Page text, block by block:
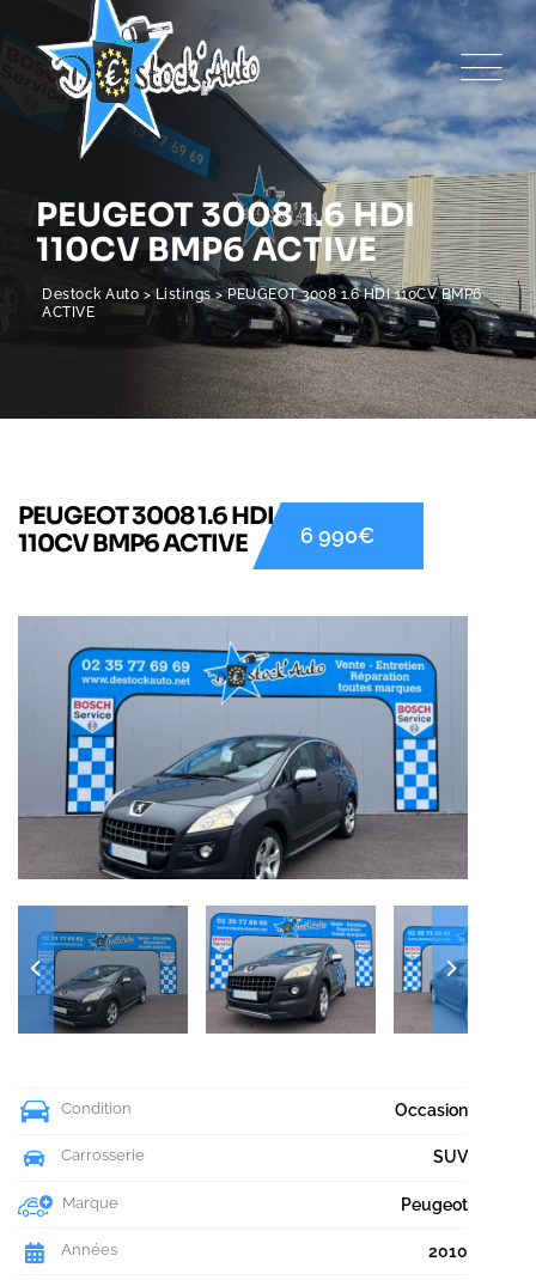
PEUGEOT 3008 1.6 HDI
110CV BMP6 ACTIVE
Destock Auto >Listings>PEUGEOT 3008 1.6 HDI 110CV BMP6
ACTIVE
PEUGEOT 3008 1.6 HDI
110CV BMP6 ACTIVE
6 990€
Condition Occasion
Carrosserie SUV
Marque Peugeot
Années 2010